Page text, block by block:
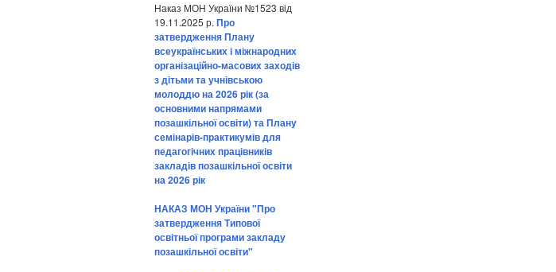
Наказ МОН України №1523 від
19.11.2025 р. Про
затвердження Плану
всеукраїнських і міжнародних
організаційно-масових заходів
з дітьми та учнівською
молоддю на 2026 рік (за
основними напрямами
позашкільної освіти) та Плану
семінарів-практикумів для
педагогічних працівників
закладів позашкільної освіти
на 2026 рік
НАКАЗ МОН України "Про
затвердження Типової
освітньої програми закладу
позашкільної освіти"